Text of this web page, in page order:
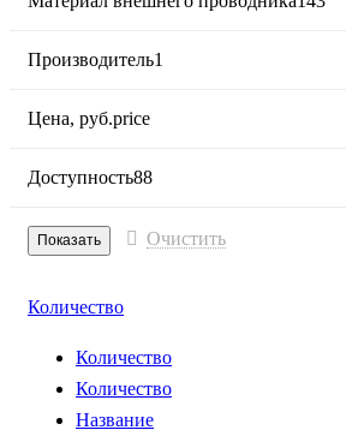
Производитель1
Цена, руб.price
Доступность88
Очистить
Количество
Количество
Количество
Название